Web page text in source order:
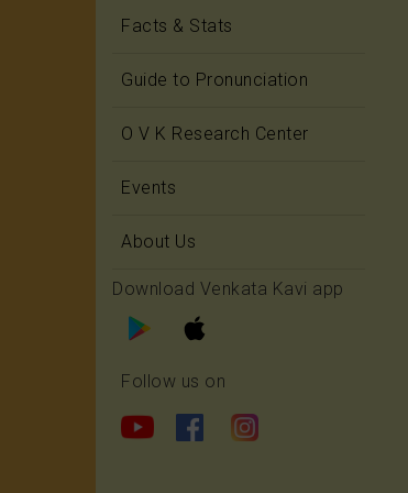
Facts & Stats
Guide to Pronunciation
O V K Research Center
Events
About Us
Download Venkata Kavi app
Follow us on